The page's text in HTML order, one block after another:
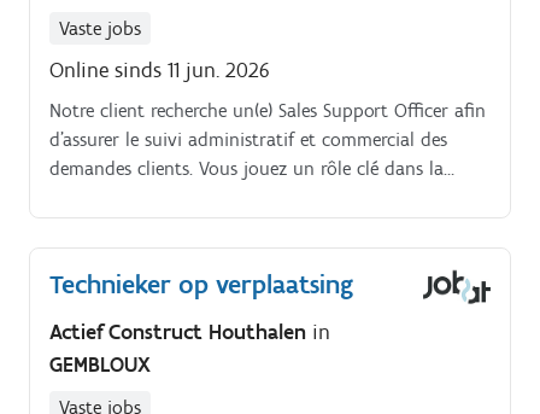
Vaste jobs
Online sinds 11 jun. 2026
Notre client recherche un(e) Sales Support Officer afin
d'assurer le suivi administratif et commercial des
demandes clients. Vous jouez un rôle clé dans la
commerciales et les opérations.
Technieker op verplaatsing
Actief Construct Houthalen in
GEMBLOUX
Vaste jobs